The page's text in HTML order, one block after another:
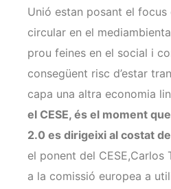
Unió estan posant el focus
circular en el
prou feines en el social i
consegüent risc d’estar
capa una altra economia
el CESE, és el moment
2.0 es dirigeixi al costat
el ponent del CESE,Carlos
a la comissió europea a